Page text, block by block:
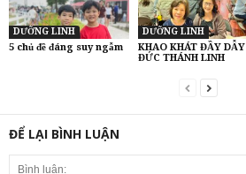
DƯỠNG LINH
5 chủ đề đáng suy ngẫm
DƯỠNG LINH
KHAO KHÁT ĐẦY DẪY
ĐỨC THÁNH LINH
ĐỂ LẠI BÌNH LUẬN